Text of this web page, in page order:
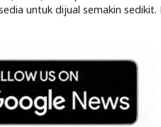
untuk dijual semakin